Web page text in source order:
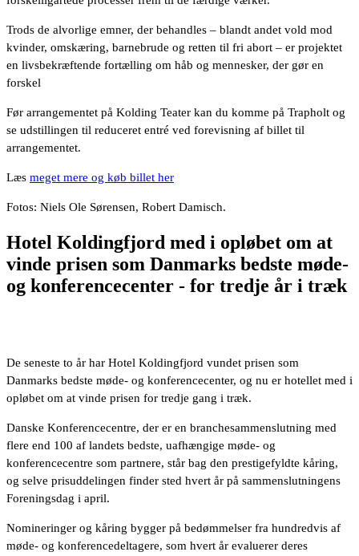
Trods de alvorlige emner, der behandles – blandt andet vold mod
kvinder, omskæring, barnebrude og retten til fri abort – er projektet
en livsbekræftende fortælling om håb og mennesker, der gør en
forskel
Før arrangementet på Kolding Teater kan du komme på Trapholt og
se udstillingen til reduceret entré ved forevisning af billet til
arrangementet.
Læs meget mere og køb billet her
Fotos: Niels Ole Sørensen, Robert Damisch.
Hotel Koldingfjord med i opløbet om at
vinde prisen som Danmarks bedste møde-
og konferencecenter - for tredje år i træk
De seneste to år har Hotel Koldingfjord vundet prisen som
Danmarks bedste møde- og konferencecenter, og nu er hotellet med i
opløbet om at vinde prisen for tredje gang i træk.
Danske Konferencecentre, der er en branchesammenslutning med
flere end 100 af landets bedste, uafhængige møde- og
konferencecentre som partnere, står bag den prestigefyldte kåring,
og selve prisuddelingen finder sted hvert år på sammenslutningens
Foreningsdag i april.
Nomineringer og kåring bygger på bedømmelser fra hundredvis af
møde- og konferencedeltagere, som hvert år evaluerer deres